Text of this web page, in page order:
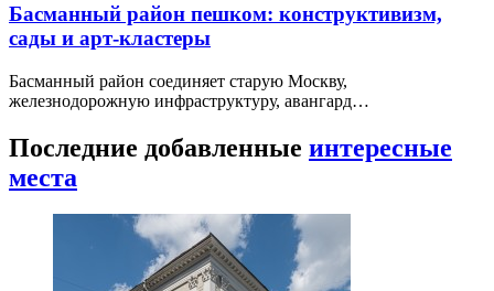
Басманный район пешком: конструктивизм,
сады и арт-кластеры
Басманный район соединяет старую Москву,
железнодорожную инфраструктуру, авангард…
Последние добавленные интересные
места